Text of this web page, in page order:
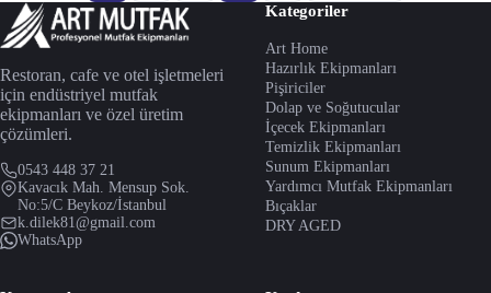
Restoran, cafe ve otel işletmeleri
için endüstriyel mutfak
ekipmanları ve özel üretim
çözümleri.
0543 448 37 21
Kavacık Mah. Mensup Sok.
No:5/C Beykoz/İstanbul
k.dilek81@gmail.com
WhatsApp
Kategoriler
Art Home
Hazırlık Ekipmanları
Pişiriciler
Dolap ve Soğutucular
İçecek Ekipmanları
Temizlik Ekipmanları
Sunum Ekipmanları
Yardımcı Mutfak Ekipmanları
Bıçaklar
DRY AGED